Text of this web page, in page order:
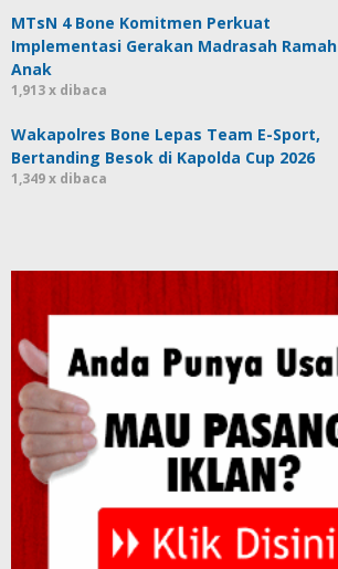
MTsN 4 Bone Komitmen Perkuat
Implementasi Gerakan Madrasah Ramah
Anak
1,913 x dibaca
Wakapolres Bone Lepas Team E-Sport,
Bertanding Besok di Kapolda Cup 2026
1,349 x dibaca